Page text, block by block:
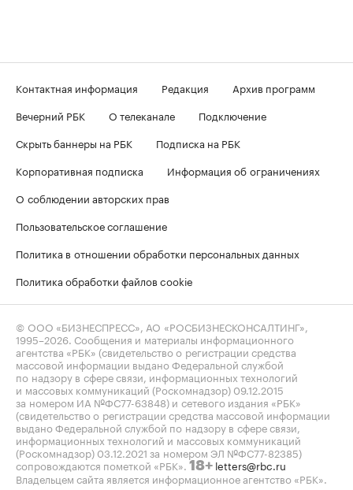
Контактная информация Редакция
Архив программ
Вечерний РБК
О телеканале
Подключение
Скрыть баннеры на РБК
Подписка на РБК
Корпоративная подписка
Информация об ограничениях
О соблюдении авторских прав
Пользовательское соглашение
Политика в отношении обработки персональных данных
Политика обработки файлов cookie
© ООО «БИЗНЕСПРЕСС», АО «РОСБИЗНЕСКОНСАЛТИНГ»,
1995–2026 . Сообщения и материалы информационного
агентства «РБК» (свидетельство о регистрации средства
массовой информации выдано Федеральной службой
по надзору в сфере связи, информационных технологий
и массовых коммуникаций (Роскомнадзор) 09.12.2015
за номером ИА №ФС77-63848) и сетевого издания «РБК»
(свидетельство о регистрации средства массовой информации
выдано Федеральной службой по надзору в сфере связи,
информационных технологий и массовых коммуникаций
(Роскомнадзор) 03.12.2021 за номером ЭЛ №ФС77-82385)
сопровождаются пометкой «РБК». 18+ letters@rbc.ru
Владельцем сайта является информационное агентство «РБК».